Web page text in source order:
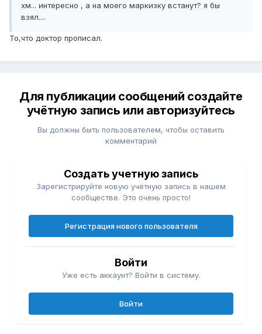
хм... интересно , а на моего маркизку встанут? я бы
взял....
То,что доктор прописал.
Для публикации сообщений создайте
учётную запись или авторизуйтесь
Вы должны быть пользователем, чтобы оставить
комментарий
Создать учетную запись
Зарегистрируйте новую учётную запись в нашем
сообществе. Это очень просто!
Регистрация нового пользователя
Войти
Уже есть аккаунт? Войти в систему.
Войти